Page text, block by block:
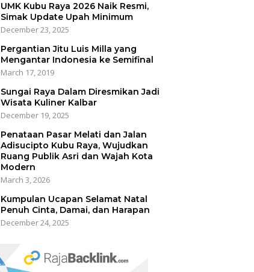
UMK Kubu Raya 2026 Naik Resmi,
Simak Update Upah Minimum
December 23, 2025
Pergantian Jitu Luis Milla yang
Mengantar Indonesia ke Semifinal
March 17, 2019
Sungai Raya Dalam Diresmikan Jadi
Wisata Kuliner Kalbar
December 19, 2025
Penataan Pasar Melati dan Jalan
Adisucipto Kubu Raya, Wujudkan
Ruang Publik Asri dan Wajah Kota
Modern
March 3, 2026
Kumpulan Ucapan Selamat Natal
Penuh Cinta, Damai, dan Harapan
December 24, 2025